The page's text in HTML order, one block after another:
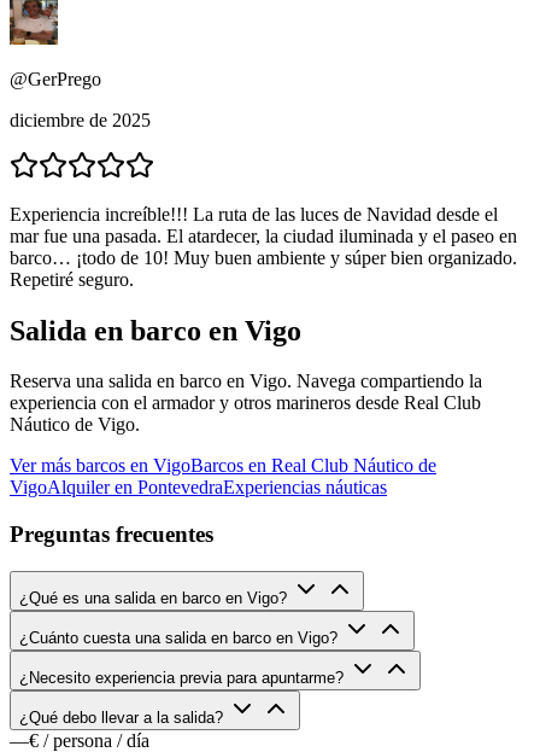
@GerPrego
diciembre de 2025
Experiencia increíble!!! La ruta de las luces de Navidad desde el
mar fue una pasada. El atardecer, la ciudad iluminada y el paseo en
barco… ¡todo de 10! Muy buen ambiente y súper bien organizado.
Repetiré seguro.
Salida en barco en Vigo
Reserva una salida en barco en Vigo. Navega compartiendo la
experiencia con el armador y otros marineros desde Real Club
Náutico de Vigo.
Ver más barcos en VigoBarcos en Real Club Náutico de
VigoAlquiler en PontevedraExperiencias náuticas
Preguntas frecuentes
¿Qué es una salida en barco en Vigo?
¿Cuánto cuesta una salida en barco en Vigo?
¿Necesito experiencia previa para apuntarme?
¿Qué debo llevar a la salida?
—€ / persona / día